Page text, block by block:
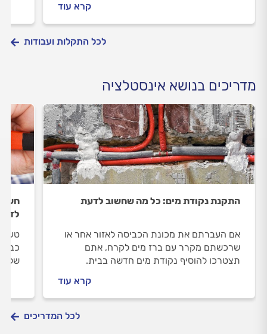
קרא עוד
לכל התקלות ועבודות
מדריכים בנושא אינסטלציה
התקנת נקודת מים: כל מה שחשוב לדעת
אם העברתם את מכונת הכביסה לאזור אחר או
שרכשתם מקרר עם ברז מים לקרח, אתם
תצטרכו להוסיף נקודת מים חדשה בבית.
התקנת נקודת מים ומה משפיע על המחיר?
קרא עוד
של
לכל המדריכים